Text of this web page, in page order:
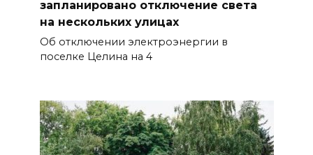
запланировано отключение света
на нескольких улицах
Об отключении электроэнергии в
поселке Целина на 4